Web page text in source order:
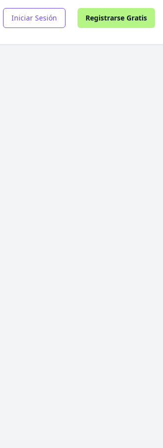
Iniciar Sesión Registrarse Gratis